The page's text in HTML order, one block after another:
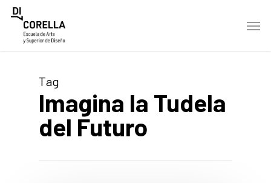
Skip
Menu
Tag
Imagina la Tudela
del Futuro